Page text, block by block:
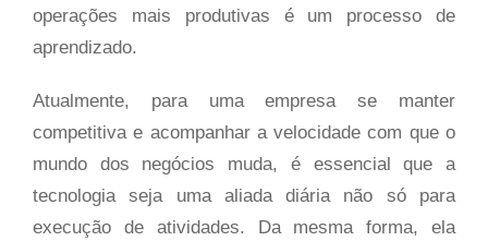
operações mais produtivas é um processo de
aprendizado.
Atualmente, para uma empresa se manter
competitiva e acompanhar a velocidade com que o
mundo dos negócios muda, é essencial que a
tecnologia seja uma aliada diária não só para
execução de atividades. Da mesma forma, ela